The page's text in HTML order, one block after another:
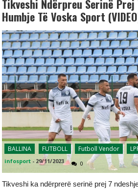
Tikveshi Ndërpreu Serinë Prej
Humbje Të Voska Sport
BALLINA FUTBOLL Futboll Vendor
infosport - 29/11/2023 0
Tikveshi ka ndërprerë serinë prej 7